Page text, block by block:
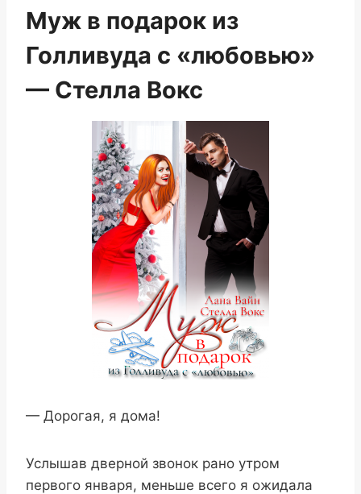
Муж в подарок из
Голливуда с «любовью»
— Стелла Вокс
— Дорогая, я дома!
Услышав дверной звонок рано утром
первого января, меньше всего я ожидала